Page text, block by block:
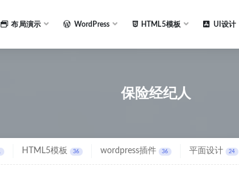
布局演示 WordPress HTML5模板 UI设计
保险经纪人
HTML5模板 36 wordpress插件 36 平面设计 24